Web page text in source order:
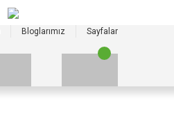
Bloglarımız Sayfalar